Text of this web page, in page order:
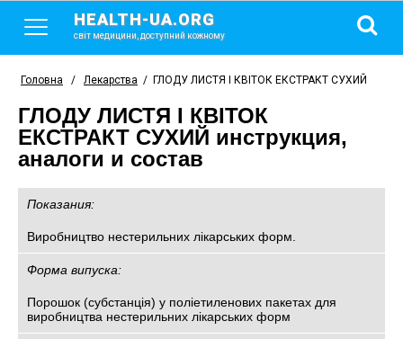
HEALTH-UA.ORG
світ медицини, доступний кожному
Головна / Лекарства / ГЛОДУ ЛИСТЯ І КВІТОК ЕКСТРАКТ СУХИЙ
ГЛОДУ ЛИСТЯ І КВІТОК
ЕКСТРАКТ СУХИЙ инструкция,
аналоги и состав
Показания:
Виробництво нестерильних лікарських форм.
Форма випуска:
Порошок (субстанція) у поліетиленових пакетах для
виробництва нестерильних лікарських форм